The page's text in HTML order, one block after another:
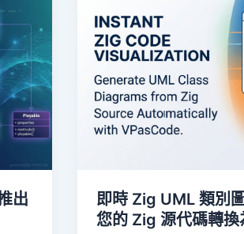
出
即時 Zig UML 類別
您的 Zig 源代碼轉換